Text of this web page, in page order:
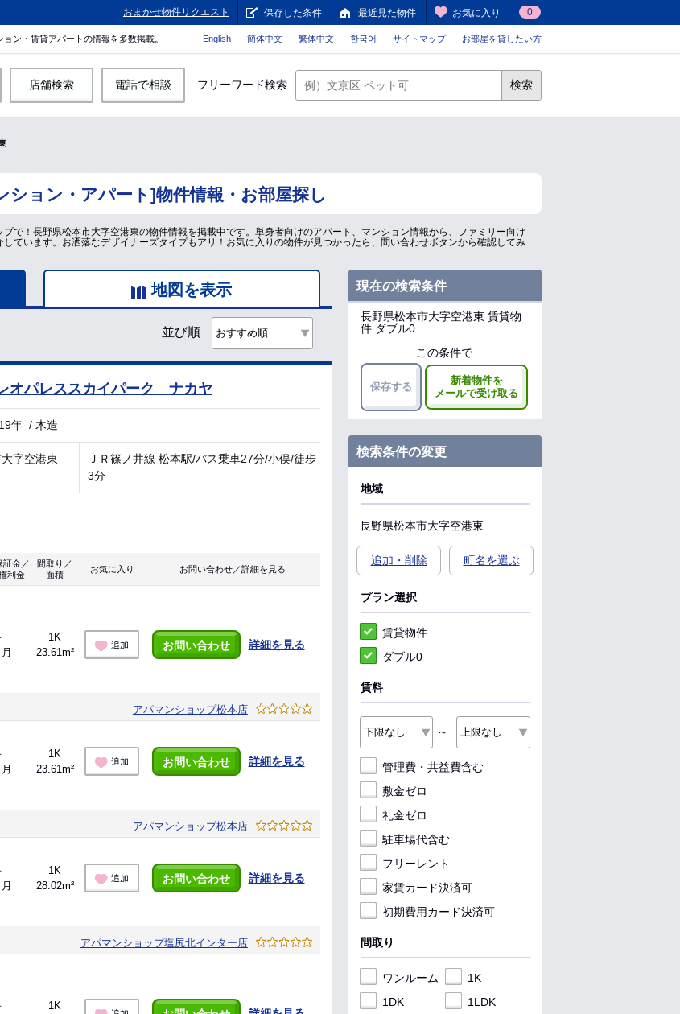
おまかせ物件リクエスト 保存した条件 最近見た物件 お気に入り 0
ン・賃貸アパートの情報を多数掲載。 English 簡体中文 繁体中文 한국어 サイトマップ お部屋を貸したい方
店舗検索 電話で相談 フリーワード検索 検索
ション・アパート]物件情報・お部屋探し
で！長野県松本市大字空港東の物件情報を掲載中です。単身者向けのアパート、マンション情報から、ファミリー向け
ています。お洒落なデザイナーズタイプもアリ！お気に入りの物件が見つかったら、問い合わせボタンから確認してみ
地図を表示
並び順
オパレススカイパーク ナカヤ
年 / 木造
字空港東
ＪＲ篠ノ井線 松本駅/バス乗車27分/小俣/徒歩
3分
証金／
利金
間取り／
面積
お気に入り お問い合わせ／詳細を見る
1K
23.61m²
追加 お問い合わせ 詳細を見る
アパマンショップ松本店
1K
23.61m²
追加 お問い合わせ 詳細を見る
アパマンショップ松本店
1K
28.02m²
追加 お問い合わせ 詳細を見る
アパマンショップ塩尻北インター店
1K
現在の検索条件
長野県松本市大字空港東 賃貸物
件 ダブル0
この条件で
保存する
新着物件を
メールで受け取る
検索条件の変更
地域
長野県松本市大字空港東
追加・削除 町名を選ぶ
プラン選択
賃貸物件
ダブル0
賃料
～
管理費・共益費含む
敷金ゼロ
礼金ゼロ
駐車場代含む
フリーレント
家賃カード決済可
初期費用カード決済可
間取り
ワンルーム
1K
1DK
1LDK